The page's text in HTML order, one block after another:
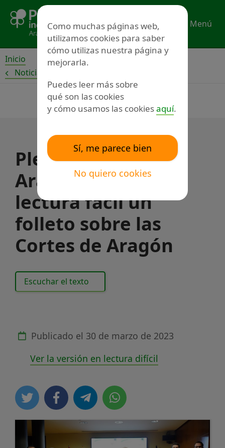
contenido
Menú
Inicio
Noticias
Plena inclusión
Aragón adapta a
lectura fácil un
folleto sobre las
Cortes de Aragón
Escuchar el texto
Publicado el 30 de marzo de 2023
Ver la versión en lectura difícil
Como muchas páginas web,
utilizamos cookies para saber
cómo utilizas nuestra página y
mejorarla.
Puedes leer más sobre
qué son las cookies
y cómo usamos las cookiesaquí.
Sí, me parece bien
No quiero cookies